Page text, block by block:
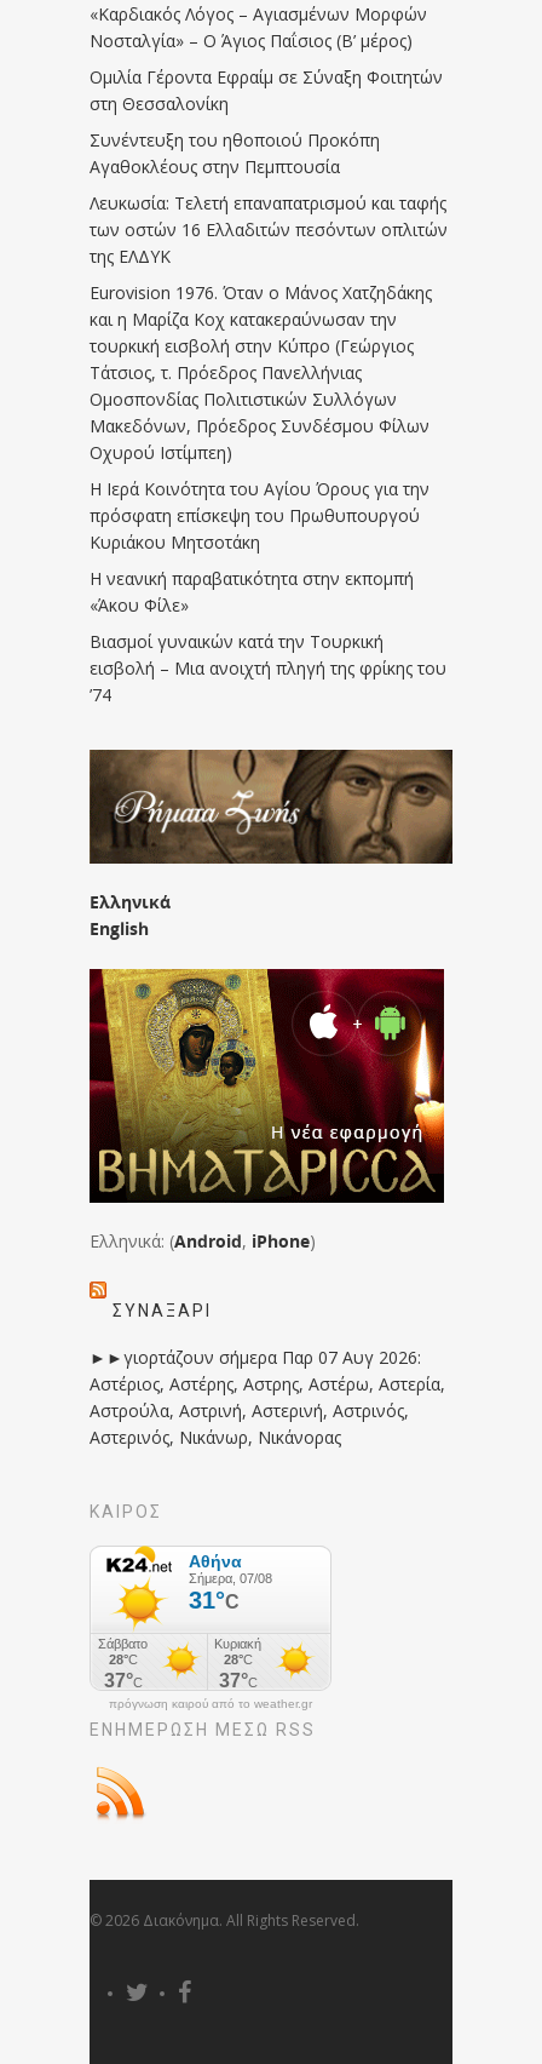
«Καρδιακός Λόγος – Αγιασμένων Μορφών
Νοσταλγία» – Ο Άγιος Παΐσιος (Β’ μέρος)
Ομιλία Γέροντα Εφραίμ σε Σύναξη Φοιτητών
στη Θεσσαλονίκη
Συνέντευξη του ηθοποιού Προκόπη
Αγαθοκλέους στην Πεμπτουσία
Λευκωσία: Τελετή επαναπατρισμού και ταφής
των οστών 16 Ελλαδιτών πεσόντων οπλιτών
της ΕΛΔΥΚ
Eurovision 1976. Όταν ο Μάνος Χατζηδάκης
και η Μαρίζα Κοχ κατακεραύνωσαν την
τουρκική εισβολή στην Κύπρο (Γεώργιος
Τάτσιος, τ. Πρόεδρος Πανελλήνιας
Ομοσπονδίας Πολιτιστικών Συλλόγων
Μακεδόνων, Πρόεδρος Συνδέσμου Φίλων
Οχυρού Ιστίμπεη)
Η Ιερά Κοινότητα του Αγίου Όρους για την
πρόσφατη επίσκεψη του Πρωθυπουργού
Κυριάκου Μητσοτάκη
Η νεανική παραβατικότητα στην εκπομπή
«Άκου Φίλε»
Βιασμοί γυναικών κατά την Τουρκική
εισβολή – Μια ανοιχτή πληγή της φρίκης του
’74
Ελληνικά
English
Ελληνικά: (Android, iPhone)
ΣΥΝΑΞΆΡΙ
►►γιορτάζουν σήμερα Παρ 07 Αυγ 2026:
Αστέριος, Αστέρης, Αστρης, Αστέρω, Αστερία,
Αστρούλα, Αστρινή, Αστερινή, Αστρινός,
Αστερινός, Νικάνωρ, Νικάνορας
ΚΑΙΡΟΣ
πρόγνωση καιρού από το weather.gr
ΕΝΗΜΈΡΩΣΉ ΜΕΣΩ RSS
© 2026 Διακόνημα. All Rights Reserved.